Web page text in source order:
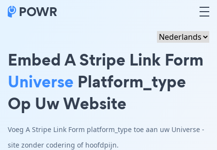
Embed A Stripe Link Form
Universe Platform_type
Op Uw Website
Voeg A Stripe Link Form platform_type toe aan uw Universe -
site zonder codering of hoofdpijn.